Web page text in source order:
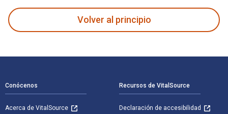
Volver al principio
Conócenos
Acerca de VitalSource
Recursos de VitalSource
Declaración de accesibilidad